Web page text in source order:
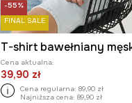
-55%
FINAL SALE
Cena aktualna:
39,90 zł
Cena regularna: 89,90 zł
Najniższa cena: 89,90 zł